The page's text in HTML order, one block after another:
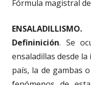
Fórmula magistral
ENSALADILLISMO.
Defininición. Se
ensaladillas desde
país, la de gambas